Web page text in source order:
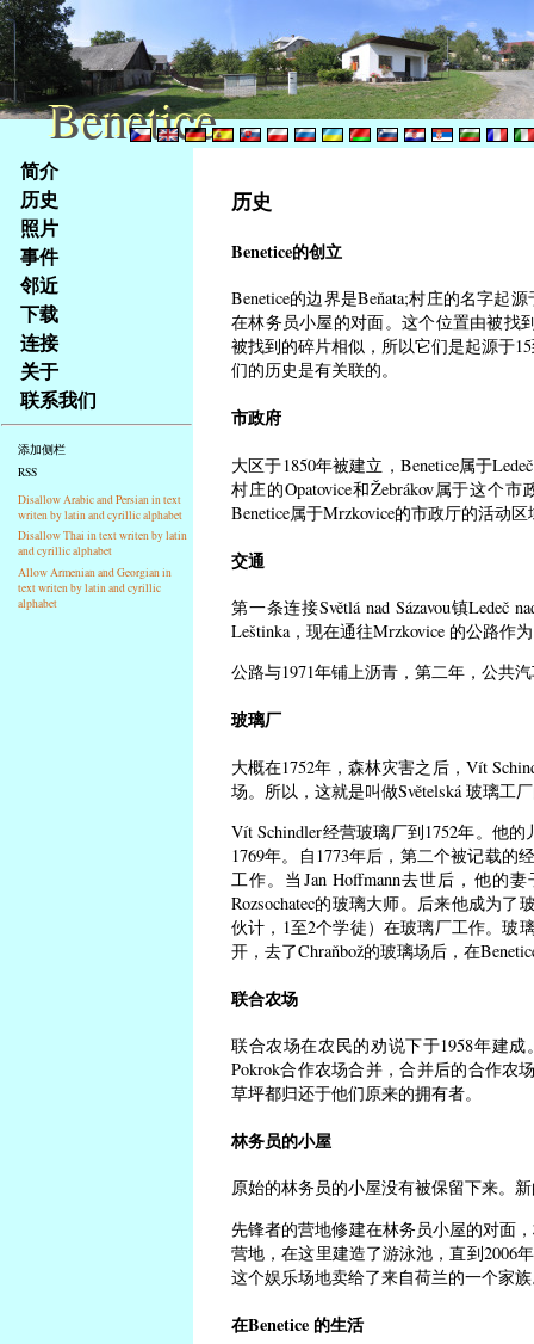
Na
obsah
stránky
Klávesové
zkratky
tomto
webu
základní
Hlavní
strana
简介
历史
照片
事件
邻近
下载
连接
关于
联系我们
添加侧栏
RSS
Disallow Arabic and Persian in text
writen by latin and cyrillic alphabet
Disallow Thai in text writen by latin
and cyrillic alphabet
Allow Armenian and Georgian in
text writen by latin and cyrillic
alphabet
历史
Benetice的创立
Benetice的边界是Beňata;村庄的名字起
在林务员小屋的对面。这个位置由被找
被找到的碎片相似，所以它们是起源于
们的历史是有关联的。
市政府
大区于1850年被建立，Benetice属于
村庄的Opatovice和Žebrákov属于这个
Benetice属于Mrzkovice的市政厅的活动
交通
第一条连接Světlá nad Sázavou镇Ledeč
Leštinka，现在通往Mrzkovice 的公路作
公路与1971年铺上沥青，第二年，公共
玻璃厂
大概在1752年，森林灾害之后，Vít
场。所以，这就是叫做Světelská 玻璃工
Vít Schindler经营玻璃厂到1752年。他的
1769年。自1773年后，第二个被记载的
工作。当Jan Hoffmann去世后，他的
Rozsochatec的玻璃大师。后来他成为了
伙计，1至2个学徒）在玻璃厂工作。玻
开，去了Chraňbož的玻璃场后，在
联合农场
联合农场在农民的劝说下于1958年建
Pokrok合作农场合并，合并后的合作农
草坪都归还于他们原来的拥有者。
林务员的小屋
原始的林务员的小屋没有被保留下来。
先锋者的营地修建在林务员小屋的对面
营地，在这里建造了游泳池，直到2006
这个娱乐场地卖给了来自荷兰的一个家
在Benetice 的生活
Benetice
Benetice